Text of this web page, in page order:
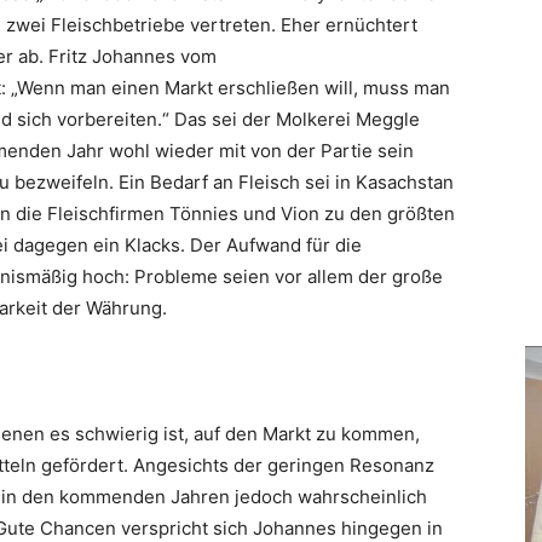
Fleischbetriebe vertreten. Eher ernüchtert
ab. Fritz Johannes vom
man einen Markt erschließen will, muss man
sich vorbereiten.“ Das sei der Molkerei Meggle
Jahr wohl wieder mit von der Partie sein
Ein Bedarf an Fleisch sei in Kasachstan
die Fleischfirmen Tönnies und Vion zu den größten
dagegen ein Klacks. Der Aufwand für die
hoch: Probleme seien vor allem der große
der Währung.
es schwierig ist, auf den Markt zu kommen,
gefördert. Angesichts der geringen Resonanz
den kommenden Jahren jedoch wahrscheinlich
Chancen verspricht sich Johannes hingegen in